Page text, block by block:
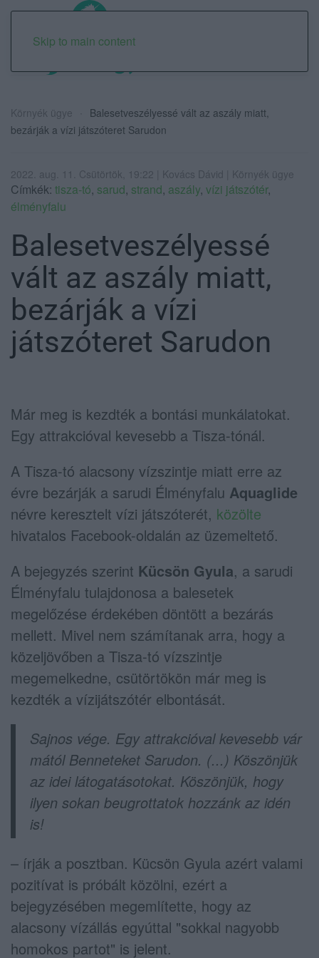
Skip to main content
Környék ügye
Balesetveszélyessé vált az aszály miatt,
bezárják a vízi játszóteret Sarudon
2022. aug. 11. Csütörtök, 19:22 | Kovács Dávid | Környék ügye
Címkék: tisza-tó, sarud, strand, aszály, vízi játszótér,
élményfalu
Balesetveszélyessé
vált az aszály miatt,
bezárják a vízi
játszóteret Sarudon
Már meg is kezdték a bontási munkálatokat.
Egy attrakcióval kevesebb a Tisza-tónál.
A Tisza-tó alacsony vízszintje miatt erre az
évre bezárják a sarudi Élményfalu Aquaglide
névre keresztelt vízi játszóterét, közölte
hivatalos Facebook-oldalán az üzemeltető.
A bejegyzés szerint Kücsön Gyula, a sarudi
Élményfalu tulajdonosa a balesetek
megelőzése érdekében döntött a bezárás
mellett. Mivel nem számítanak arra, hogy a
közeljövőben a Tisza-tó vízszintje
megemelkedne, csütörtökön már meg is
kezdték a vízijátszótér elbontását.
Sajnos vége. Egy attrakcióval kevesebb vár
mától Benneteket Sarudon. (...) Köszönjük
az idei látogatásotokat. Köszönjük, hogy
ilyen sokan beugrottatok hozzánk az idén
is!
– írják a posztban. Kücsön Gyula azért valami
pozitívat is próbált közölni, ezért a
bejegyzésében megemlítette, hogy az
alacsony vízállás egyúttal "sokkal nagyobb
homokos partot" is jelent.